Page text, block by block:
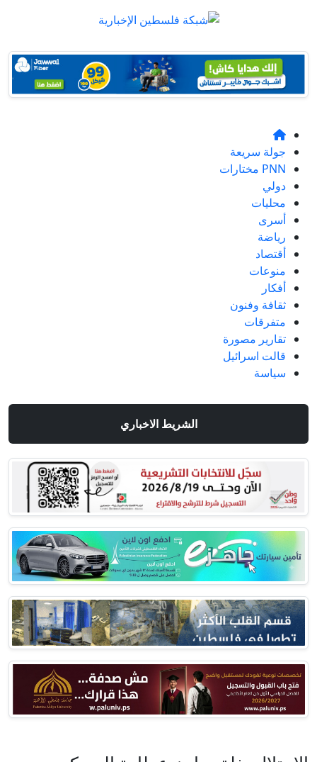
جولة سريعة
PNN مختارات
دولي
محليات
أسرى
رياضة
أقتصاد
منوعات
أفكار
ثقافة وفنون
متفرقات
تقارير مصورة
قالت اسرائيل
سياسة
الشريط الاخباري